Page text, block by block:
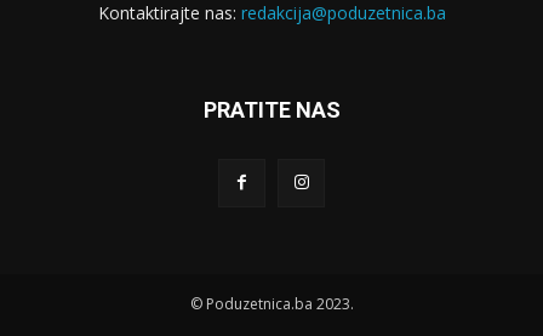
Kontaktirajte nas: redakcija@poduzetnica.ba
PRATITE NAS
© Poduzetnica.ba 2023.